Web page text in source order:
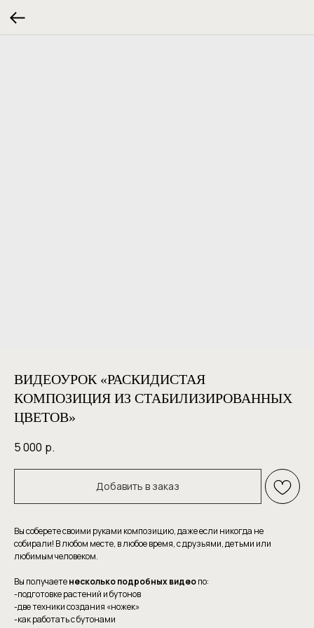
ВИДЕОУРОК «РАСКИДИСТАЯ
КОМПОЗИЦИЯ ИЗ СТАБИЛИЗИРОВАННЫХ
ЦВЕТОВ»
5 000 р.
Добавить в заказ
Вы соберете своими руками композицию, даже если никогда не
собирали! В любом месте, в любое время, с друзьями, детьми или
любимым человеком.
Вы получаетенесколько подробных видеопо:
-подготовке растений и бутонов
-две техники создания «ножек»
-как работать с бутонами